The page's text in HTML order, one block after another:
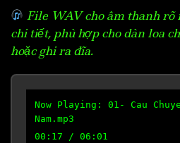
File WAV cho âm thanh rõ
chi tiết, phù hợp cho dàn loa
hoặc ghi ra đĩa.
Now Playing: 01- Cau
Nam.mp3
00:18 / 06:01